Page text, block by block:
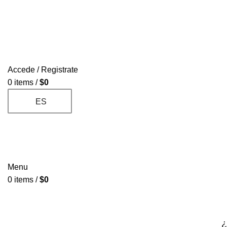
Accede / Registrate
0 items / $0
ES
Menu
0 items / $0